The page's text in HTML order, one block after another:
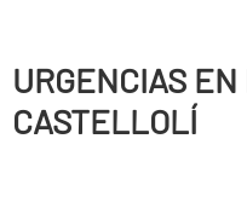
URGENCIAS
CASTELLOLÍ